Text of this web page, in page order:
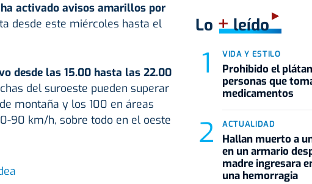
activado avisos amarillos por
desde este miércoles hasta el
desde las 15.00 hasta las 22.00
del suroeste pueden superar
montaña y los 100 en áreas
90 km/h, sobre todo en el oeste
Lo +leído
VIDA Y ESTILO
Prohibido el
personas que
medicamentos
ACTUALIDAD
Hallan muerto a
en un armario
madre ingresara
una hemorragia